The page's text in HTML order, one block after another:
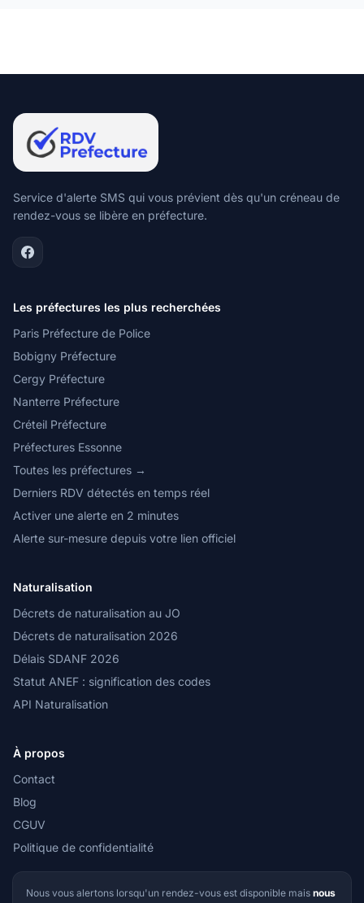
Service d'alerte SMS qui vous prévient dès qu'un créneau de
rendez-vous se libère en préfecture.
Les préfectures les plus recherchées
Paris Préfecture de Police
Bobigny Préfecture
Cergy Préfecture
Nanterre Préfecture
Créteil Préfecture
Préfectures Essonne
Toutes les préfectures →
Derniers RDV détectés en temps réel
Activer une alerte en 2 minutes
Alerte sur-mesure depuis votre lien officiel
Naturalisation
Décrets de naturalisation au JO
Décrets de naturalisation 2026
Délais SDANF 2026
Statut ANEF : signification des codes
API Naturalisation
À propos
Contact
Blog
CGUV
Politique de confidentialité
Nous vous alertons lorsqu'un rendez-vous est disponible mais nous